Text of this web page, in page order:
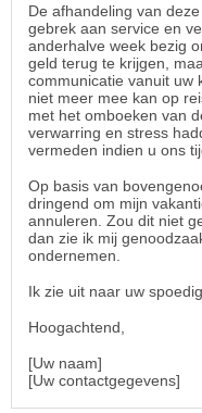
De afhandeling van
gebrek aan service en
anderhalve week bezig
geld terug te krijgen,
communicatie vanuit uw
niet meer mee kan op
met het omboeken van
verwarring en stress
vermeden indien u ons
Op basis van
dringend om mijn
annuleren. Zou dit niet
dan zie ik mij
ondernemen.
Ik zie uit naar uw
Hoogachtend,
[Uw naam]
[Uw contactgegevens]